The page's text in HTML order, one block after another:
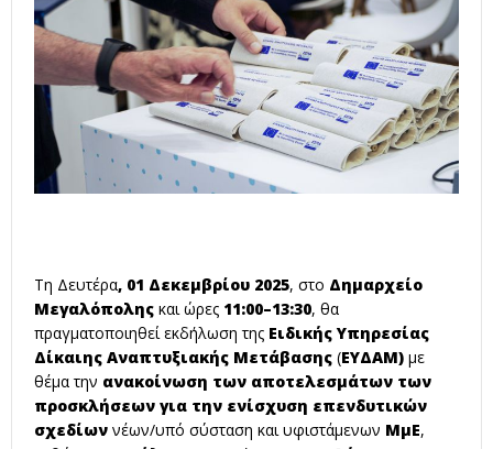
Τη Δευτέρα, 01 Δεκεμβρίου 2025, στο Δημαρχείο
Μεγαλόπολης και ώρες 11:00–13:30, θα
πραγματοποιηθεί εκδήλωση της Ειδικής Υπηρεσίας
Δίκαιης Αναπτυξιακής Μετάβασης (ΕΥΔΑΜ) με
θέμα την ανακοίνωση των αποτελεσμάτων των
προσκλήσεων για την ενίσχυση επενδυτικών
σχεδίων νέων/υπό σύσταση και υφιστάμενων ΜμΕ,